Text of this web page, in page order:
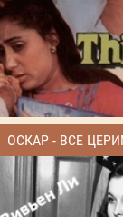
ОСКАР - ВСЕ